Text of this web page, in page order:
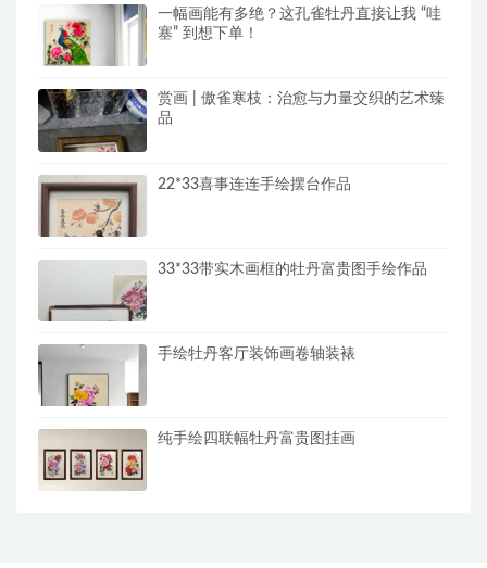
一幅画能有多绝？这孔雀牡丹直接让我 “哇
塞” 到想下单！
赏画 | 傲雀寒枝：治愈与力量交织的艺术臻
品
22*33喜事连连手绘摆台作品
33*33带实木画框的牡丹富贵图手绘作品
手绘牡丹客厅装饰画卷轴装裱
纯手绘四联幅牡丹富贵图挂画